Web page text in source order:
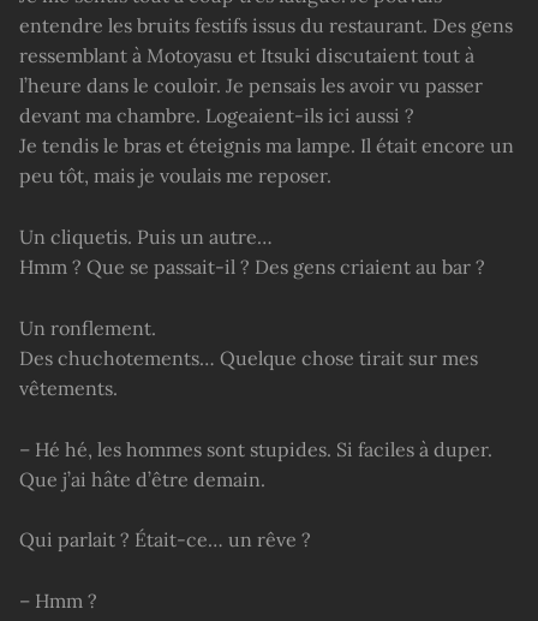
entendre les bruits festifs issus du restaurant. Des gens
ressemblant à Motoyasu et Itsuki discutaient tout à
l’heure dans le couloir. Je pensais les avoir vu passer
devant ma chambre. Logeaient-ils ici aussi ?
Je tendis le bras et éteignis ma lampe. Il était encore un
peu tôt, mais je voulais me reposer.
Un cliquetis. Puis un autre…
Hmm ? Que se passait-il ? Des gens criaient au bar ?
Un ronflement.
Des chuchotements… Quelque chose tirait sur mes
vêtements.
– Hé hé, les hommes sont stupides. Si faciles à duper.
Que j’ai hâte d’être demain.
Qui parlait ? Était-ce… un rêve ?
– Hmm ?